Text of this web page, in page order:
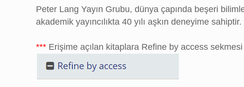
Peter Lang Yayın Grubu, dünya çapında beşeri
akademik yayıncılıkta 40 yılı aşkın deneyime
*** Erişime açılan kitaplara Refine by access